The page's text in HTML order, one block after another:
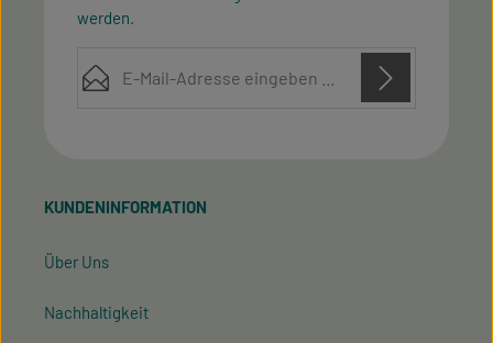
werden.
mit ihnen einverstanden.
KUNDENINFORMATION
Über Uns
Nachhaltigkeit